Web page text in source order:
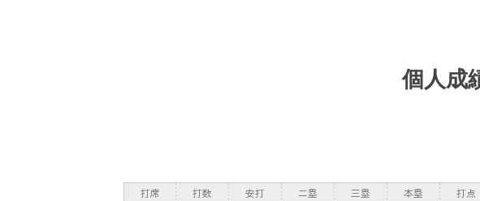
個人成
打席 打数 安打 二塁 三塁 本塁 打点